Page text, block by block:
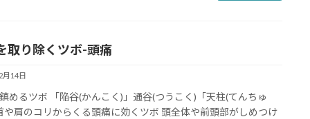
取り除くツボ-頭痛
月14日
めるツボ 「陥谷(かんこく)」通谷(つうこく)「天柱(てんちゅ
や肩のコリからくる頭痛に効くツボ 頭全体や前頭部がしめつけ